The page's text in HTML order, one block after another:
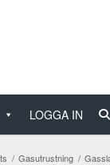
LOGGA IN
/ Gasutrustning /